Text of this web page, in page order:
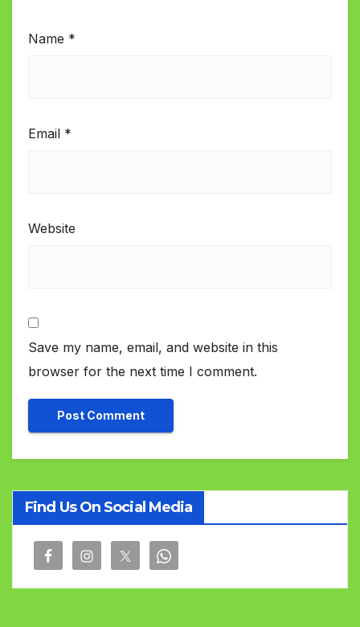
Name *
Email *
Website
Save my name, email, and website in this
browser for the next time I comment.
Find Us On Social Media